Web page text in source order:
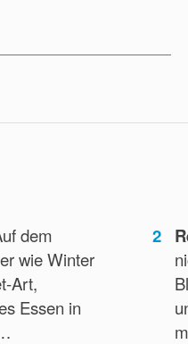
dem
wie Winter
Art,
Essen in
2